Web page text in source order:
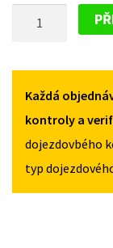
2012
MODUS
2004-
2012
MNOŽSTVÍ
Každá
kontroly a
dojezdovbého
typ